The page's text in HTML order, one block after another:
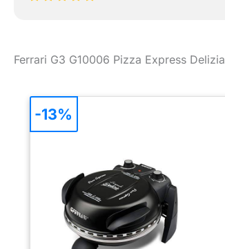
Ferrari G3 G10006 Pizza Express Delizia
-13%